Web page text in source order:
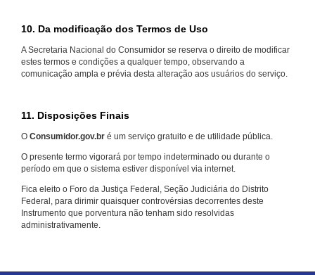
10. Da modificação dos Termos de Uso
A Secretaria Nacional do Consumidor se reserva o direito de modificar
estes termos e condições a qualquer tempo, observando a
comunicação ampla e prévia desta alteração aos usuários do serviço.
11. Disposições Finais
O Consumidor.gov.br é um serviço gratuito e de utilidade pública.
O presente termo vigorará por tempo indeterminado ou durante o
período em que o sistema estiver disponível via internet.
Fica eleito o Foro da Justiça Federal, Seção Judiciária do Distrito
Federal, para dirimir quaisquer controvérsias decorrentes deste
Instrumento que porventura não tenham sido resolvidas
administrativamente.